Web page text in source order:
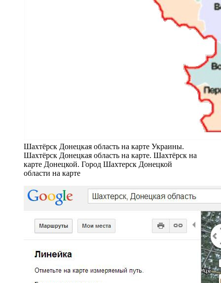
Шахтёрск Донецкая область на карте Украины.
Шахтёрск Донецкая область на карте. Шахтёрск на
карте Донецкой. Город Шахтерск Донецкой
области на карте